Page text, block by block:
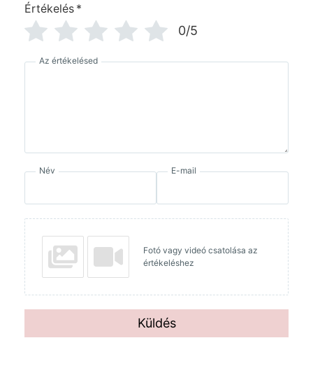
Értékelés *
0/5
Az értékelésed
Név E-mail
Fotó vagy videó csatolása az
értékeléshez
Küldés